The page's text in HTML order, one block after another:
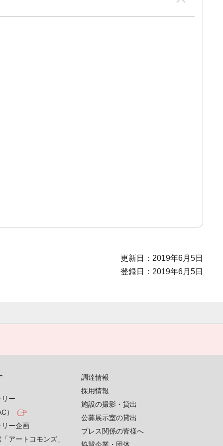
更新日：2019年6月5日
登録日：2019年6月5日
ー
）
ー企画
アートコモンズ」
調達情報
採用情報
施設の撮影・貸出
公募展示室の貸出
プレス関係の皆様へ